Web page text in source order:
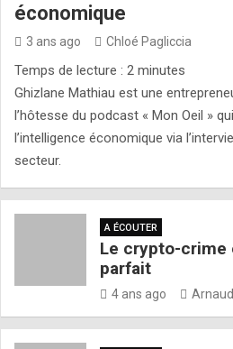
économique
3 ans ago Chloé Pagliccia
Temps de lecture :2 minutes
Ghizlane Mathiau est une
l’hôtesse du podcast « Mon Oeil »
l’intelligence économique via
secteur.
A ÉCOUTER
Le crypto-crime
parfait
4 ans ago